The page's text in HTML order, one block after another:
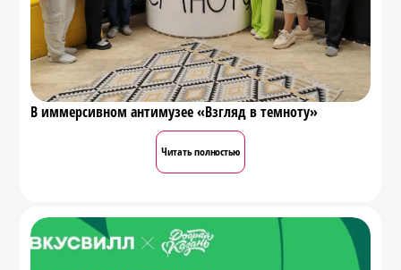
В иммерсивном антимузее «Взгляд в темноту»
Читать полностью